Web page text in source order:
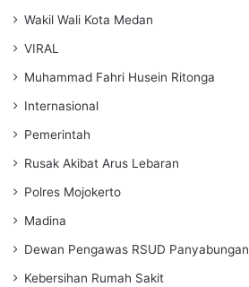
Wakil Wali Kota Medan
VIRAL
Muhammad Fahri Husein Ritonga
Internasional
Pemerintah
Rusak Akibat Arus Lebaran
Polres Mojokerto
Madina
Dewan Pengawas RSUD Panyabungan
Kebersihan Rumah Sakit